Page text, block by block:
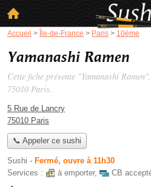
Accueil > Île-de-France > Paris > 10ème
Yamanashi Ramen
Cette fiche présente "Yamanashi
75010 Paris.
5 Rue de Lancry
75010 Paris
📞 Appeler ce sushi
Sushi - Fermé, ouvre à 11h30
Services :
à emporter, CB